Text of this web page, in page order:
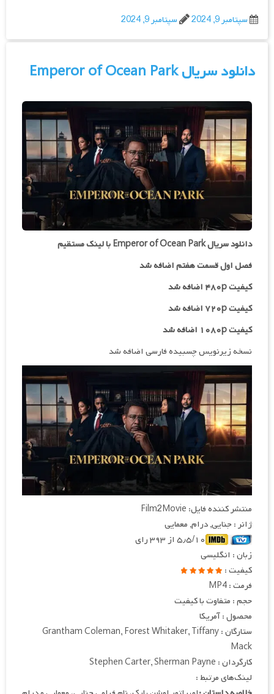
سپتامبر 9, 2024
سپتامبر 9, 2024
دانلود سریال Emperor of Ocean Park
دانلود سریال Emperor of Ocean Park با لینک مستقیم
فصل اول قسمت هفتم اضافه شد
کیفیت ۴۸۰p اضافه شد
کیفیت ۷۲۰p
اضافه شد
کیفیت ۱۰۸۰p اضافه شد
نسخه زیرنویس چسبیده فارسی اضافه شد
منتشر کننده فایل: Film2Movie
ژانر : جنایی, درام, معمایی
۵٫۵/۱۰ از ۳۹۳ رای
زبان : انگلیسی
کیفیت :
فرمت : MP4
حجم : متفاوت با کیفیت
محصول : آمریکا
ستارگان : Grantham Coleman, Forest Whitaker, Tiffany
Mack
کارگردان : Stephen Carter, Sherman Payne
لینک‌های مرتبط :